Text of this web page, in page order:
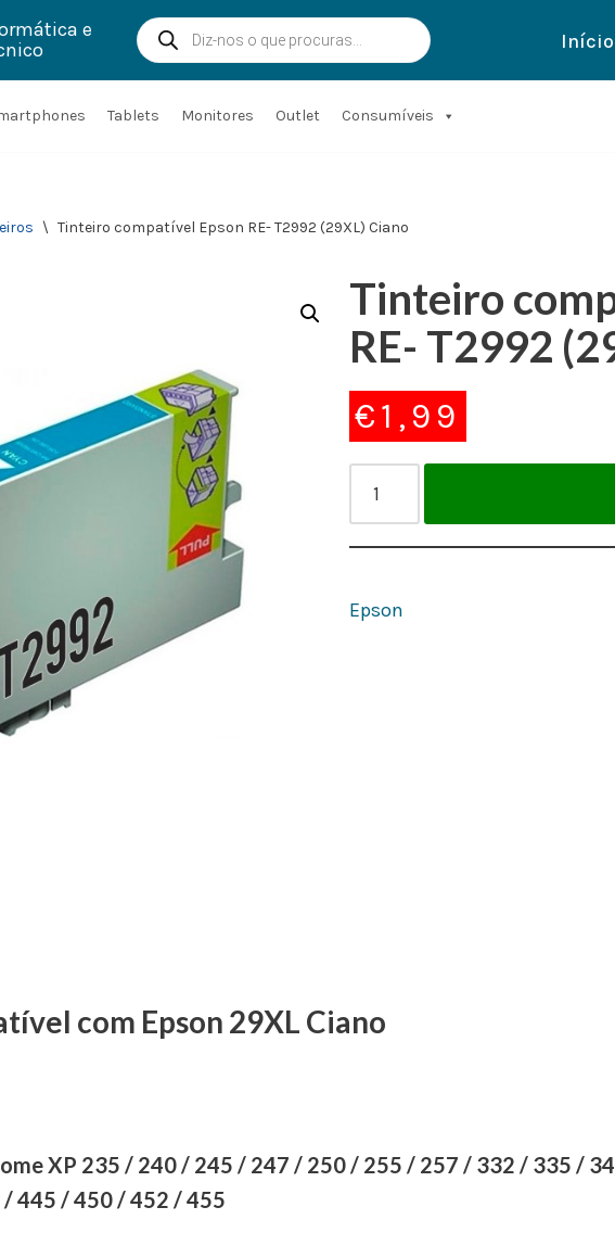
e
Início
Tablets Monitores Outlet Consumíveis
\ Tinteiro compatível Epson RE- T2992 (29XL) Ciano
Tinteiro
RE- T2992
€1,99
Epson
com Epson 29XL Ciano
XP 235 / 240 / 245 / 247 / 250 / 255 / 257 / 332 / 335 /
445 / 450 / 452 / 455